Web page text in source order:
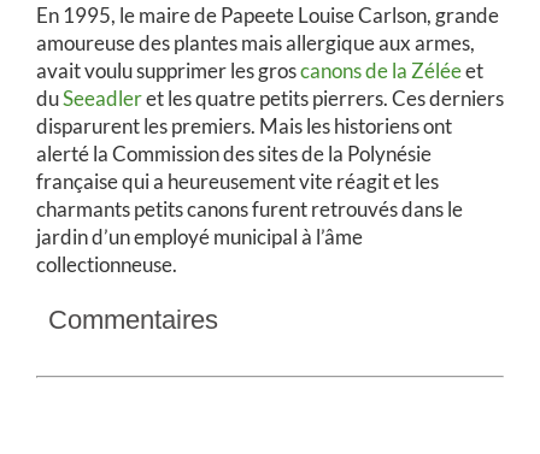
En 1995, le maire de Papeete Louise Carlson, grande
amoureuse des plantes mais allergique aux armes,
avait voulu supprimer les groscanons de la Zéléeet
duSeeadleret les quatre petits pierrers. Ces derniers
disparurent les premiers. Mais les historiens ont
alerté la Commission des sites de la Polynésie
française qui a heureusement vite réagit et les
charmants petits canons furent retrouvés dans le
jardin d’un employé municipal à l’âme
collectionneuse.
Commentaires